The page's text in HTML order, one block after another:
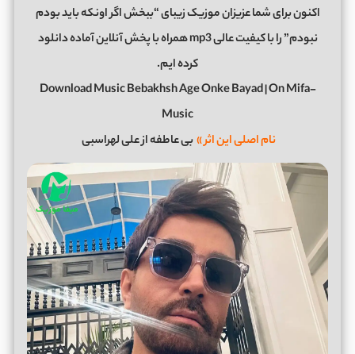
اکنون برای شما عزیزان موزیک زیبای “ببخش اگر اونکه باید بودم
نبودم” را با کیفیت عالی mp3 همراه با پخش آنلاین آماده دانلود
کرده ایم.
Download Music Bebakhsh Age Onke Bayad | On Mifa-
Music
نام اصلی این اثر »بی عاطفه از علی لهراسبی